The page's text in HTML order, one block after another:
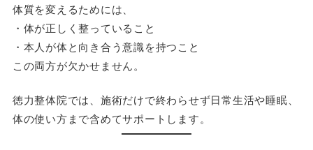
体質を変えるためには、
・体が正しく整っていること
・本人が体と向き合う意識を持つこと
この両方が欠かせません。
徳力整体院では、施術だけで終わらせず日常生活や睡眠、
体の使い方まで含めてサポートします。